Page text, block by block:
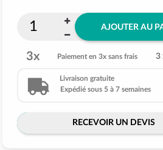
AJOUTER AU
3x Paiement en 3x sans frais 3
Livraison gratuite
Expédié sous 5 à 7 semaines
RECEVOIR UN DEVIS